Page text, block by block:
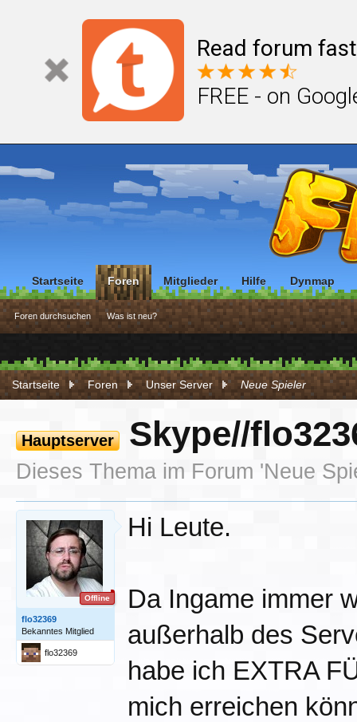
Read forum
FREE - on
Startseite Foren Unser Server Neue Spieler
Hauptserver Skype//
Dieses Thema im Forum 'Neue
Offline
flo32369
Bekanntes Mitglied
flo32369
Hi Leute.
Da Ingame immer
außerhalb des
habe ich EXTRA
mich erreichen
Startseite Foren
Foren durchsuchen Was ist neu?
Mitglieder Hilfe Dynmap